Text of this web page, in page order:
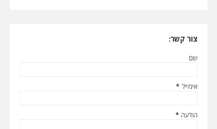
צור קשר:
שם
אימייל *
הודעה *